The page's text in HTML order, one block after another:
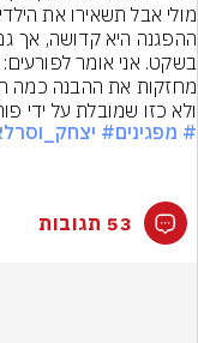
ולא כזו שמובלת על ידי
# מפגינים#
53 תגובות